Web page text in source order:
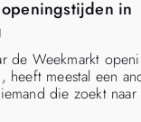
in
de Weekmarkt
heeft meestal een
die zoekt